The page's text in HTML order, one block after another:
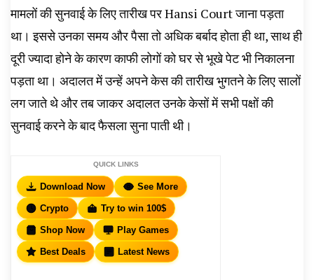
मामलों की सुनवाई के लिए तारीख पर Hansi Court जाना पड़ता
था। इससे उनका समय और पैसा तो अधिक बर्बाद होता ही था, साथ ही
दूरी ज्यादा होने के कारण काफी लोगों को घर से भूखे पेट भी निकालना
पड़ता था। अदालत में उन्हें अपने केस की तारीख भुगतने के लिए सालों
लग जाते थे और तब जाकर अदालत उनके केसों में सभी पक्षों की
सुनवाई करने के बाद फैसला सुना पाती थी।
QUICK LINKS
Download Now See More
Crypto Try to win 100$
Shop Now Play Games
Best Deals Latest News